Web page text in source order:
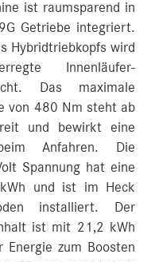
ist raumsparend in
9G Getriebe integriert.
Hybridtriebkopfs wird
Innenläufer-
Das maximale
von 480 Nm steht ab
und bewirkt eine
Anfahren. Die
Spannung hat eine
und ist im Heck
installiert. Der
ist mit 21,2 kWh
zum Boosten